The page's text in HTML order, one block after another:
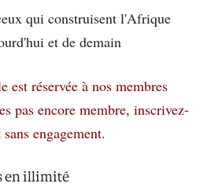
qui construisent l'Afrique
et de demain
est réservée à nos membres
pas encore membre, inscrivez-
engagement.
en illimité